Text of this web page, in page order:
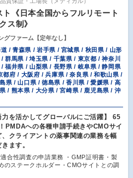
《日本全国からフルリモート
ス制》
ファーム【定年なし】
/ 青森県 / 岩手県 / 宮城県 / 秋田県 / 山形
群馬県 / 埼玉県 / 千葉県 / 東京都 / 神奈川
福井県 / 山梨県 / 長野県 / 岐阜県 / 静岡県
都府 / 大阪府 / 兵庫県 / 奈良県 / 和歌山県 /
県 / 山口県 / 徳島県 / 香川県 / 愛媛県 / 高
/ 熊本県 / 大分県 / 宮崎県 / 鹿児島県 / 沖
力を活かしてグローバルにご活躍】 65
PMDAへの各種申請手続きやCMOサイ
、クライアントの薬事関連の業務を幅
ます。
合性調査の申請業務 ・GMP証明書・製
のステークホルダー・CMOサイトとの調